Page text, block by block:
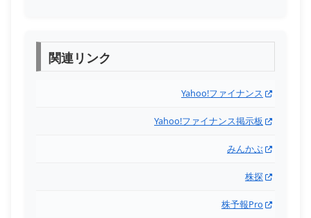
関連リンク
Yahoo!ファイナンス
Yahoo!ファイナンス掲示板
みんかぶ
株探
株予報Pro